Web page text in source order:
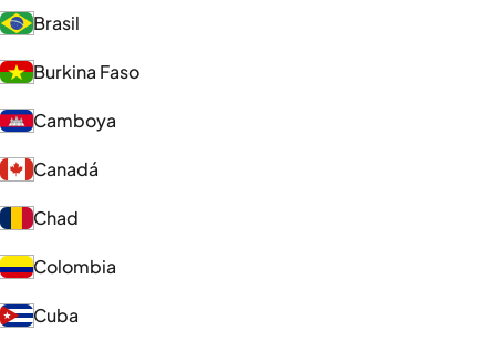
Brasil
Burkina Faso
Camboya
Canadá
Chad
Colombia
Cuba